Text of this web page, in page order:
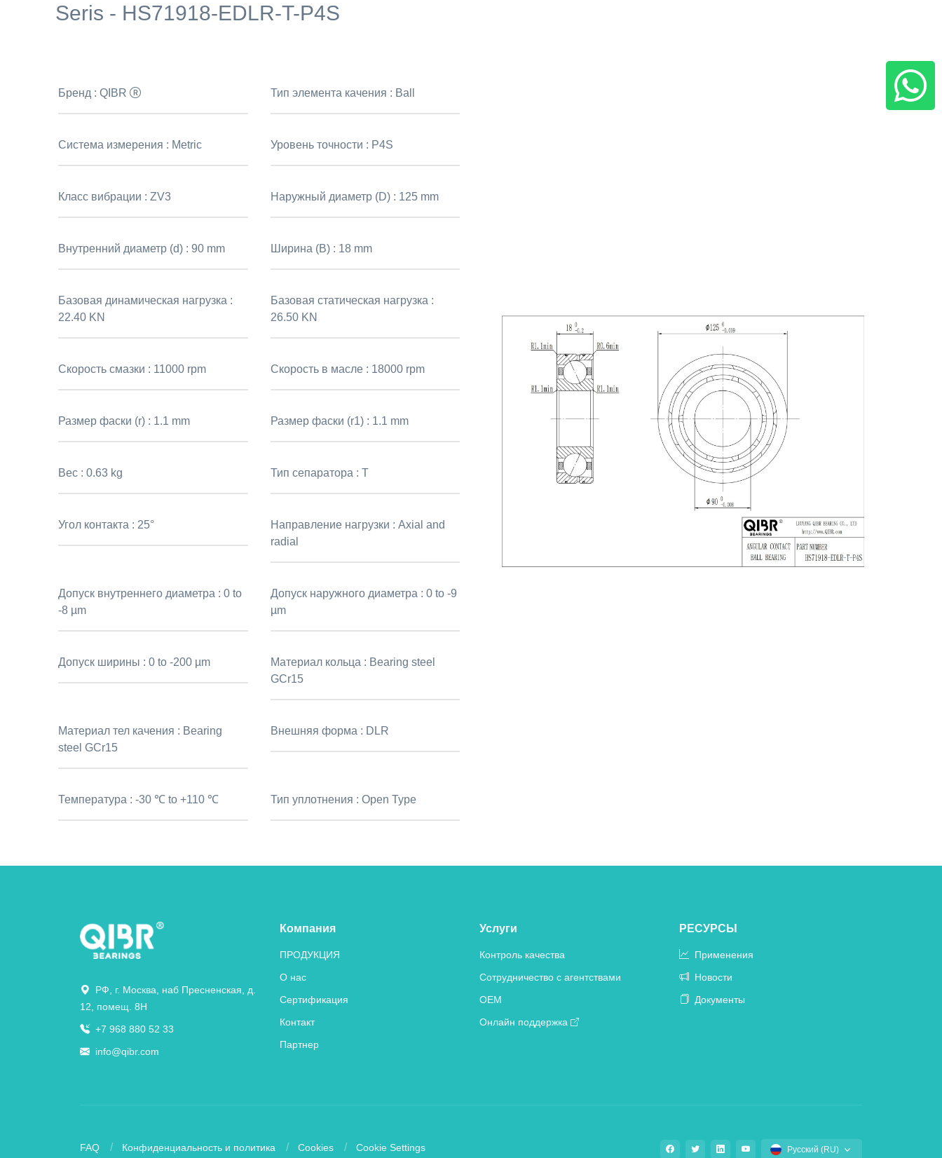
Seris - HS71918-EDLR-T-P4S
Бренд :QIBR Тип элемента качения : Ball
Система измерения : Metric Уровень точности : P4S
Класс вибрации :ZV3 Наружный диаметр (D) : 125 mm
Внутренний диаметр (d) :90 mm Ширина (B) : 18 mm
Базовая динамическая нагрузка :
22.40 KN
Базовая статическая нагрузка :
26.50 KN
Скорость смазки : 11000 rpm Скорость в масле : 18000 rpm
Размер фаски (r) : 1.1 mm Размер фаски (r1) : 1.1 mm
Вес :0.63 kg Тип сепаратора : T
Угол контакта : 25° Направление нагрузки : Axial and
radial
Допуск внутреннего диаметра :0 to
-8 µm
Допуск наружного диаметра : 0 to -9
µm
Допуск ширины :0 to -200 µm Материал кольца : Bearing steel
GCr15
Материал тел качения : Bearing
steel GCr15
Внешняя форма : DLR
Температура :-30 ℃ to +110 ℃ Тип уплотнения : Open Type
РФ, г. Москва, наб Пресненская, д.
12, помещ. 8Н
+7 968 880 52 33
info@qibr.com
Компания
ПРОДУКЦИЯ
О нас
Сертификация
Контакт
Партнер
Услуги
Контроль качества
Сотрудничество с агентствами
OEM
Онлайн поддержка
РЕСУРСЫ
Применения
Новости
Документы
FAQ Конфиденциальность и политика Cookies Cookie Settings Русский (RU)